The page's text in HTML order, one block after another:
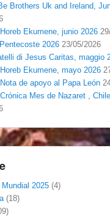
Brothers Uk and Ireland,
Ekumene, junio 2026
2026 23/05/2026
di Jesus Caritas, maggio
Ekumene, mayo 2026
de apoyo al Papa León
Mes de Nazaret ,
2025 (4)
(18)